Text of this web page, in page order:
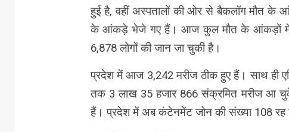
हुई है, वहीं अस्पतालों की ओर से बैकलॉग मौत के
के आंकड़े भेजे गए हैं। आज कुल मौत के आंकड़ों में
6,878 लोगों की जान जा चुकी है।
प्रदेश में आज 3,242 मरीज ठीक हुए हैं। साथ ही
तक 3 लाख 35 हजार 866 संक्रमित मरीज आ
हैं। प्रदेश में अब कंटेनमेंट जोन की संख्या 108 रह